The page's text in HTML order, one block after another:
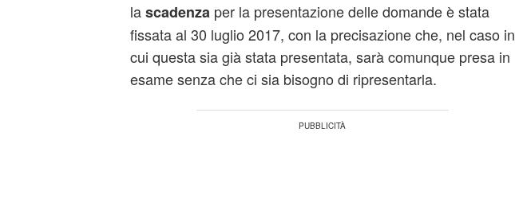
lascadenza per la presentazione delle domande è stata
fissata al 30 luglio 2017, con la precisazione che, nel caso in
cui questa sia già stata presentata, sarà comunque presa in
esame senza che ci sia bisogno di ripresentarla.